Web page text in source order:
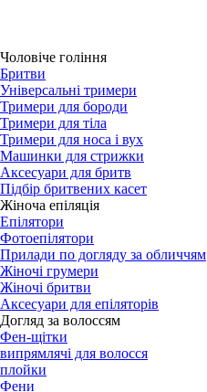
Чоловіче гоління
Бритви
Універсальні тримери
Тримери для бороди
Тримери для тіла
Тримери для носа і вух
Машинки для стрижки
Аксесуари для бритв
Підбір бритвених касет
Жіноча епіляція
Епілятори
Фотоепілятори
Прилади по догляду за обличчям
Жіночі грумери
Жіночі бритви
Аксесуари для епіляторів
Догляд за волоссям
Фен-щітки
випрямлячі для волосся
плойки
Фени